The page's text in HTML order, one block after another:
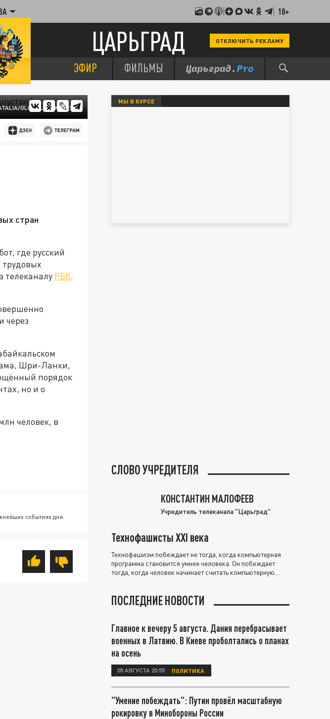
18+
ЦАРЬГРАД ОТКЛЮЧИТЬ РЕКЛАМУ
ЭФИР ФИЛЬМЫ
GLOBALLOOKPRESS
стран
где русский
телеканалу РБК.
через
Шри-Ланки,
порядок
но и о
человек, в
событиях дня.
МЫ В КУРСЕ
СЛОВО УЧРЕДИТЕЛЯ
КОНСТАНТИН МАЛОФЕЕВ
Учредитель телеканала "Царьград"
Технофашисты XXI века
Технофашизм побеждает не тогда, когда компьютерная
программа становится умнее человека. Он побеждает
тогда, когда человек начинает считать компьютерную
ПОСЛЕДНИЕ НОВОСТИ
Главное к вечеру 5 августа. Дания перебрасывает
военных в Латвию. В Киеве проболтались о планах
на осень
05 АВГУСТА 20:55 ПОЛИТИКА
"Умение побеждать": Путин провёл масштабную
рокировку в Минобороны России